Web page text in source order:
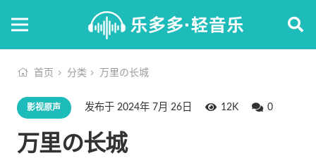
首页 分类 万里の长城
影视原声 发布于 2024年 7月 26日 12K 0
万里の长城